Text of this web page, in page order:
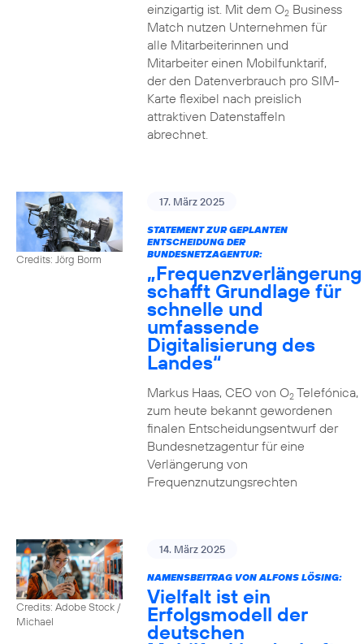
einzigartig ist. Mit dem O2Business
Match nutzen Unternehmen für
alle Mitarbeiterinnen und
Mitarbeiter einen Mobilfunktarif,
der den Datenverbrauch pro SIM-
Karte flexibel nach preislich
attraktiven Datenstaffeln
abrechnet.
Credits: Jörg Borm
17. März 2025
STATEMENT ZUR GEPLANTEN
ENTSCHEIDUNG DER
BUNDESNETZAGENTUR:
„Frequenzverlängerung
schafft Grundlage für
schnelle und
umfassende
Digitalisierung des
Landes“
Markus Haas, CEO von O2Telefónica,
zum heute bekannt gewordenen
finalen Entscheidungsentwurf der
Bundesnetzagentur für eine
Verlängerung von
Frequenznutzungsrechten
Credits: Adobe Stock /
Michael
14. März 2025
NAMENSBEITRAG VON ALFONS LÖSING:
Vielfalt ist ein
Erfolgsmodell der
deutschen